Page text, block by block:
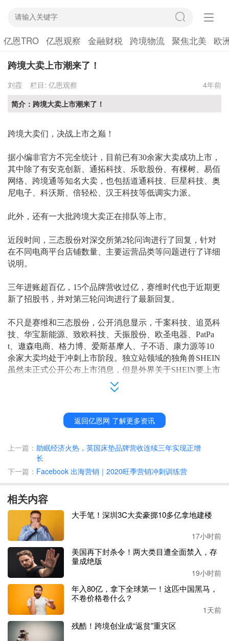
亿恩TRO 亿恩观察 金融财税 跨境物流 聚焦北美 欧
跨境大卖上市潮来了！
刘霞 栏目: 亿恩观察
4年前
简介：跨境大卖上市潮来了！
跨境大卖们，决战上市之巅！
据小编非官方不完全统计，目前已有30余家大卖成功上市，
其中除了有安克创新、通拓科技、乐歌股份、有棵树、易佰
网络、跨境通等知名大卖，也包括道通科技、巨星科技、奥
尼电子、科沃斯、倍轻松、汉王科技等低调实力派。
此外，还有一大批跨境大卖正在排队等上市。
近段时间，三态股份对深交所第2轮问询进行了回复，针对
在不同电商平台店铺数量、主要运营品类等问题进行了详细
说明。
三年进账超百亿， 15个品牌营收过亿 ， 赛维时代也于近期更
新了招股书，并对第三轮问询进行了最新回复。
不只是赛维和三态股份，公开消息显示，千案科技、追觅科
技、华宝新能源、致欧科技、天振股份、欧圣电器、 PatPa
t、遨森电商、格力博、爱斯基摩人、子不语、康力源等10
余家大卖均处于冲刺上市阶段。独立站领域的独角兽SHEIN
虽然未正式公开公布上市消息，但是外界关于SHEIN要上市
的消息频频传来，业内人士也均猜测SHEIN的归宿也是上
跨境电商已经被“上市”、“融资”等关键词包了场、刷了屏。
跨境大卖俨然变成资本的宠儿，背后是基于新消费场景的新
行业及我国制造业的整体发展，在跨境电商市场整体规模不
断增长的背景下
展空间。
身处跨境生存链条上的芸芸奋斗者乘势而上，除了风光无限
的大卖，还有数不清的中小企业，伴随跨境生态发生翻天覆
地的变化，越来越多中国出海企业加速新旧动能转换，助力
中国经济持续快速生长，并在转型升级中，形成反向输出世
界的能力。
排队上市中的跨境大卖们！
拟上市的跨境大卖名单中，既有赛维、致欧、遨森等知名大
卖，也有千案科技、追觅科技、华宝新能源等低调数钱者，
在他们的公开资料中，业绩、经营品类等一览无余。
返回亿恩网 了解更多资讯
上一篇： 助眠经济火热，英国床垫品牌营收连续三年实现正增
长
下一篇： Facebook 出海营销｜2020旺季营销冲刺训练营
相关内容
大手笔！深圳3C大卖豪掷10多亿拿地建楼
17小时前
美国再下封杀令！两大类目遭全面禁入，存
量成绝版
19小时前
年入80亿，拿下全球第一！这匹中国黑马，
不卷价格卷什么？
1天前
残酷！跨境创业成“返贫”重灾区